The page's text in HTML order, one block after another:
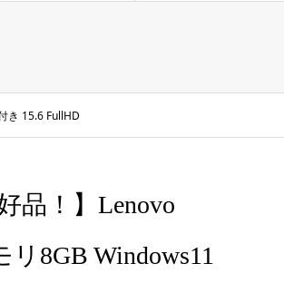
き 15.6 FullHD
品！】Lenovo
8GB Windows11